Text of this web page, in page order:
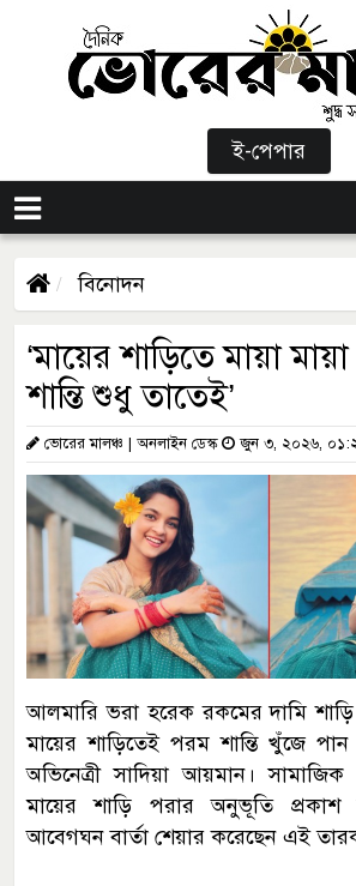
ই-পেপার
বিনোদন
‘মায়ের শাড়িতে মায়া
শান্তি শুধু তাতেই’
ভোরের মালঞ্চ | অনলাইন ডেস্ক জুন ৩, ২০২৬,
আলমারি ভরা হরেক রকমের দামি
মায়ের শাড়িতেই পরম শান্তি খুঁজে পান
অভিনেত্রী সাদিয়া আয়মান।
মায়ের শাড়ি পরার অনুভূতি
আবেগঘন বার্তা শেয়ার করেছেন এই